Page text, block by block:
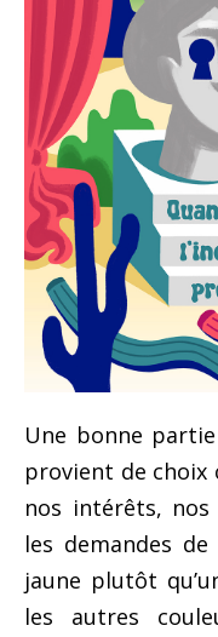
Une bonne
provient de
nos intérêts,
les demandes
jaune plutôt
les autres